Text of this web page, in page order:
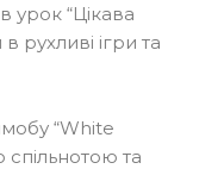
урок “Цікава
рухливі ігри та
“White
та